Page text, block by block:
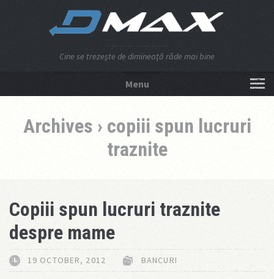
Cine se trezeşte de dimineaţă râde mai bine
Menu
Archives › copiii spun lucruri
traznite
Copiii spun lucruri traznite
despre mame
19 OCTOBER, 2012 BANCURI